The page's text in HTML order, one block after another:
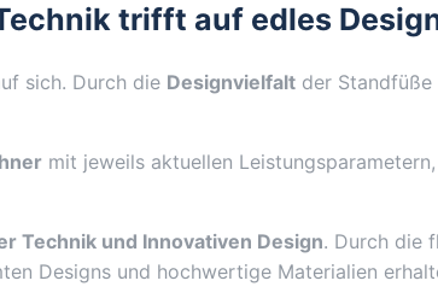
trifft auf edles
sich. Durch die Designvielfalt der Standfüße
mit jeweils aktuellen
Technik und Innovativen Design. Durch die
Designs und hochwertige Materialien